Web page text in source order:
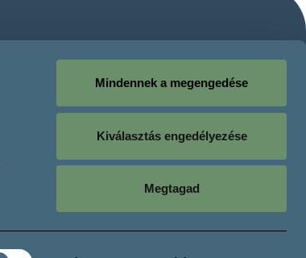
Mindennek a megengedése
Kiválasztás engedélyezése
Megtagad